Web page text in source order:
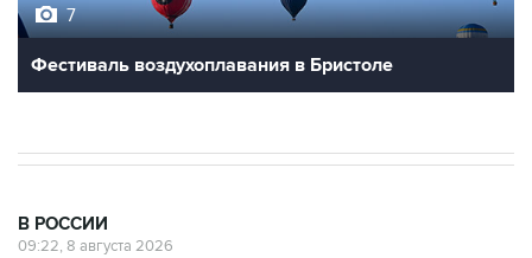
7
Фестиваль воздухоплавания в Бристоле
В РОССИИ
09:22, 8 августа 2026